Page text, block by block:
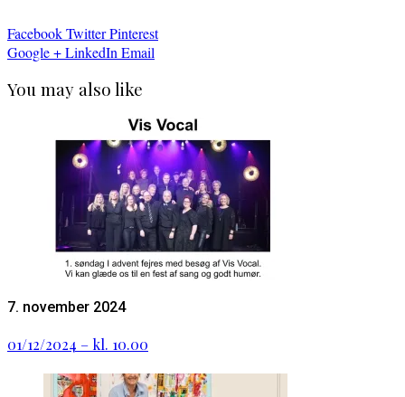
FacebookTwitterPinterest
Google +LinkedIn Email
You may also like
7. november 2024
01/12/2024 – kl. 10.00